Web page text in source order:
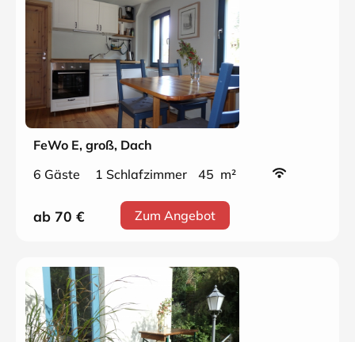
FeWo E, groß, Dach
6 Gäste
1 Schlafzimmer 45 m²
ab 70 € Zum Angebot